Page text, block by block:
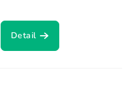
Detail